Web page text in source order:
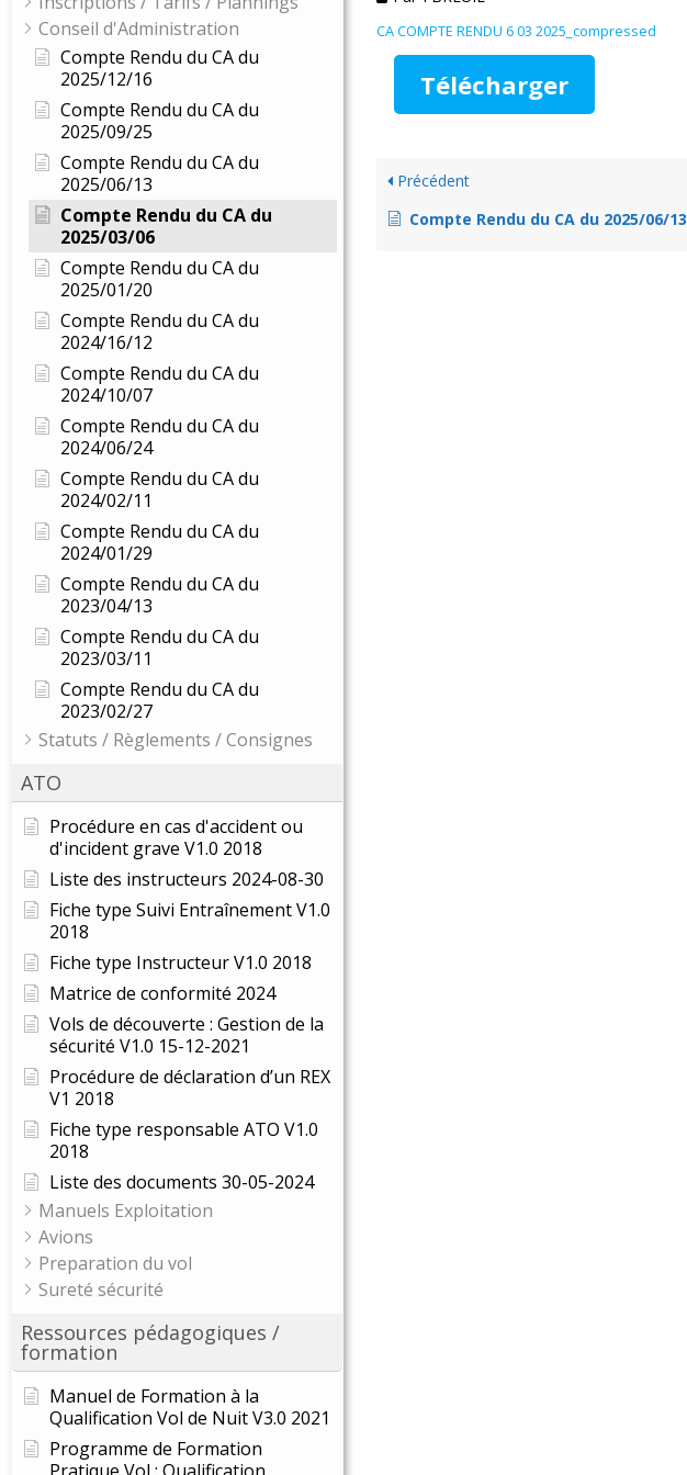
Conseil d'Administration
Compte Rendu du CA du
2025/12/16
Compte Rendu du CA du
2025/09/25
Compte Rendu du CA du
2025/06/13
Compte Rendu du CA du
2025/03/06
Compte Rendu du CA du
2025/01/20
Compte Rendu du CA du
2024/16/12
Compte Rendu du CA du
2024/10/07
Compte Rendu du CA du
2024/06/24
Compte Rendu du CA du
2024/02/11
Compte Rendu du CA du
2024/01/29
Compte Rendu du CA du
2023/04/13
Compte Rendu du CA du
2023/03/11
Compte Rendu du CA du
2023/02/27
Statuts / Règlements / Consignes
ATO
Procédure en cas d'accident ou
d'incident grave V1.0 2018
Liste des instructeurs 2024-08-30
Fiche type Suivi Entraînement V1.0
2018
Fiche type Instructeur V1.0 2018
Matrice de conformité 2024
Vols de découverte : Gestion de la
sécurité V1.0 15-12-2021
Procédure de déclaration d’un REX
V1 2018
Fiche type responsable ATO V1.0
2018
Liste des documents 30-05-2024
Manuels Exploitation
Avions
Preparation du vol
Sureté sécurité
Ressources pédagogiques /
formation
Manuel de Formation à la
Qualification Vol de Nuit V3.0 2021
Programme de Formation
CA COMPTE RENDU 6 03 2025_compressed
Télécharger
Précédent
Compte Rendu du CA du 2025/06/13